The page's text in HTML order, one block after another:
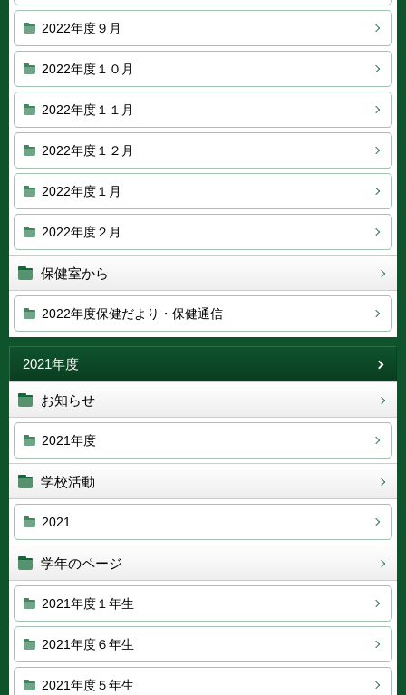
2022年度９月
2022年度１０月
2022年度１１月
2022年度１２月
2022年度１月
2022年度２月
保健室から
2022年度保健だより・保健通信
2021年度
お知らせ
2021年度
学校活動
2021
学年のページ
2021年度１年生
2021年度６年生
2021年度５年生